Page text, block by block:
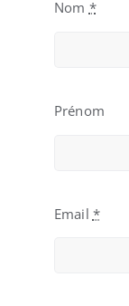
Nom *
Prénom
Email *